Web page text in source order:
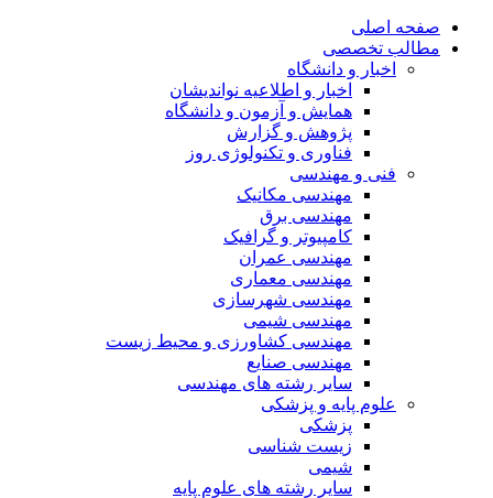
صفحه اصلی
مطالب تخصصی
اخبار و دانشگاه
اخبار و اطلاعیه نواندیشان
همایش و آزمون و دانشگاه
پژوهش و گزارش
فناوری و تکنولوژی روز
فنی و مهندسی
مهندسی مکانیک
مهندسی برق
کامپیوتر و گرافیک
مهندسی عمران
مهندسی معماری
مهندسی شهرسازی
مهندسی شیمی
مهندسی کشاورزی و محیط زیست
مهندسی صنایع
سایر رشته های مهندسی
علوم پایه و پزشکی
پزشکی
زیست شناسی
شیمی
سایر رشته های علوم پایه